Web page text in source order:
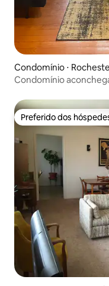
Condomínio ⋅
Condomínio
Preferido dos
Preferido dos